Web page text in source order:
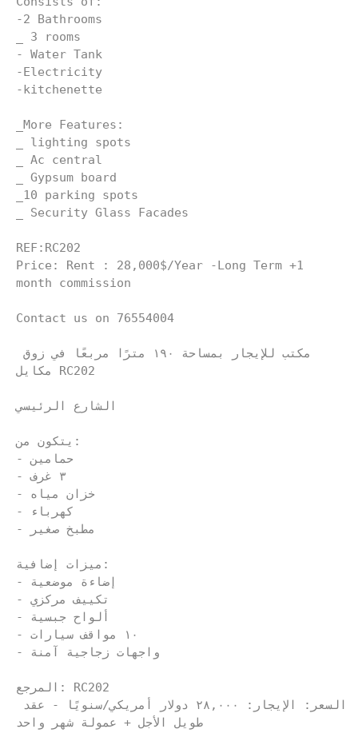
-2 Bathrooms
_ 3 rooms
- Water Tank
-Electricity
-kitchenette
_More Features:
_ lighting spots
_ Ac central
_ Gypsum board
_10 parking spots
_ Security Glass Facades
REF:RC202
Price: Rent : 28,000$/Year -Long Term +1
month commission
Contact us on 76554004
مكايل RC202
الشارع الرئيسي
يتكون من:
- حمامين
- ٣ غرف
- خزان مياه
- كهرباء
- مطبخ صغير
ميزات إضافية:
- إضاءة موضعية
- تكييف مركزي
- ألواح جبسية
- ١٠ مواقف سيارات
- واجهات زجاجية آمنة
المرجع: RC202
طويل الأجل + عمولة شهر واحد